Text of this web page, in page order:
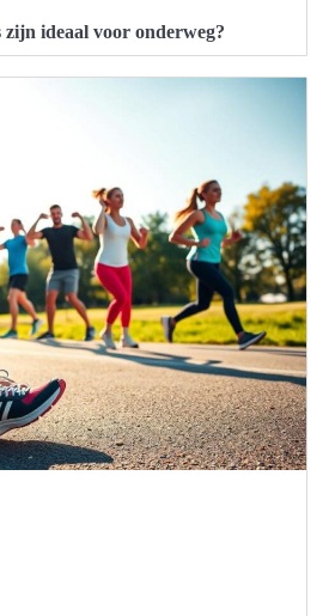
zijn ideaal voor onderweg?